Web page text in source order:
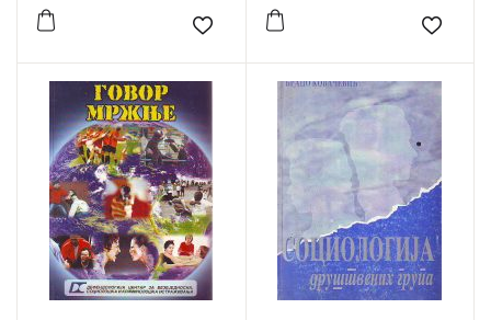
Add to wishlist Add